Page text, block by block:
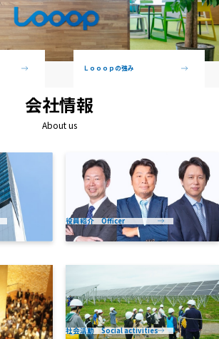
Ｌｏｏｏｐの強み
会社情報
About us
役員紹介 Officer
社会活動 Social activities